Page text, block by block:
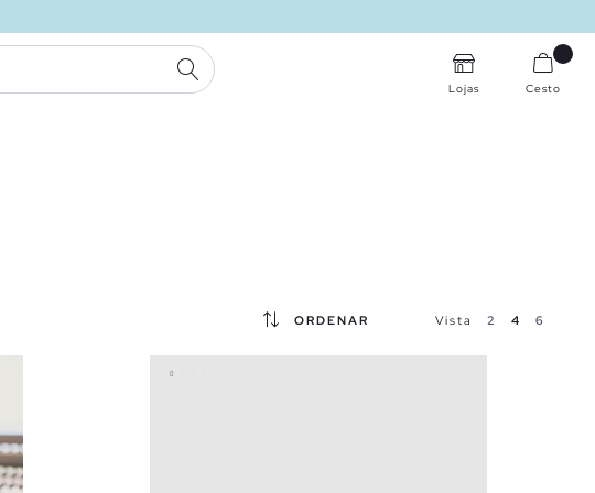
PESQUISA
Lojas Cesto
ORDENAR Vista 2 4 6